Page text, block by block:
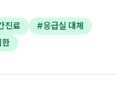
진료 #응급실 대체
한